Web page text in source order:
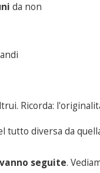
da non
Ricorda:
tutto diversa da
seguite.